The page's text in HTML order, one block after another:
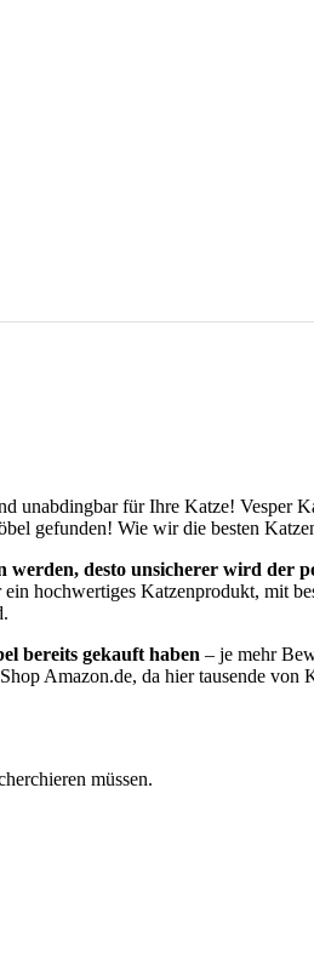
unabdingbar für Ihre Katze! Vesper
gefunden! Wie wir die besten
desto unsicherer wird der
hochwertiges Katzenprodukt, mit
bereits gekauft haben – je mehr
Amazon.de, da hier tausende von
müssen.